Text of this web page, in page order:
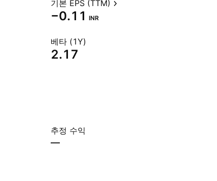
기본 EPS (TTM)
−0.11 INR
베타 (1Y)
2.17
추정 수익
—